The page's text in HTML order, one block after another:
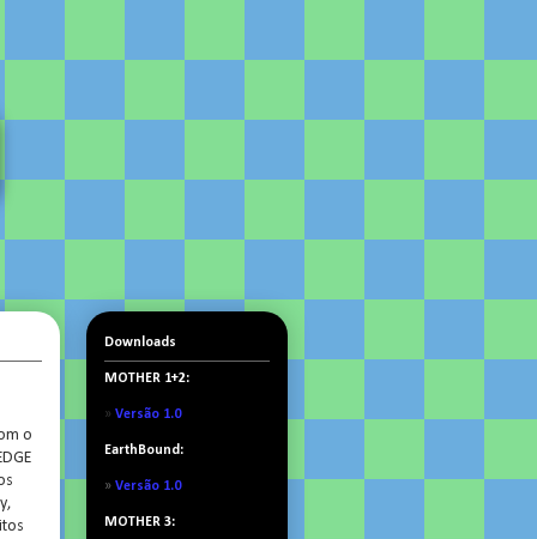
o
Downloads
MOTHER 1+2:
» Versão 1.0
EarthBound:
» Versão 1.0
MOTHER 3: